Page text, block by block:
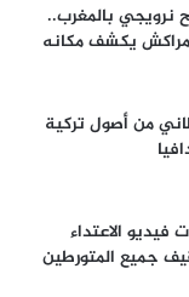
نرويجي بالمغرب..
يكشف مكانه
من أصول تركية
الاعتداء
جميع المتورطين